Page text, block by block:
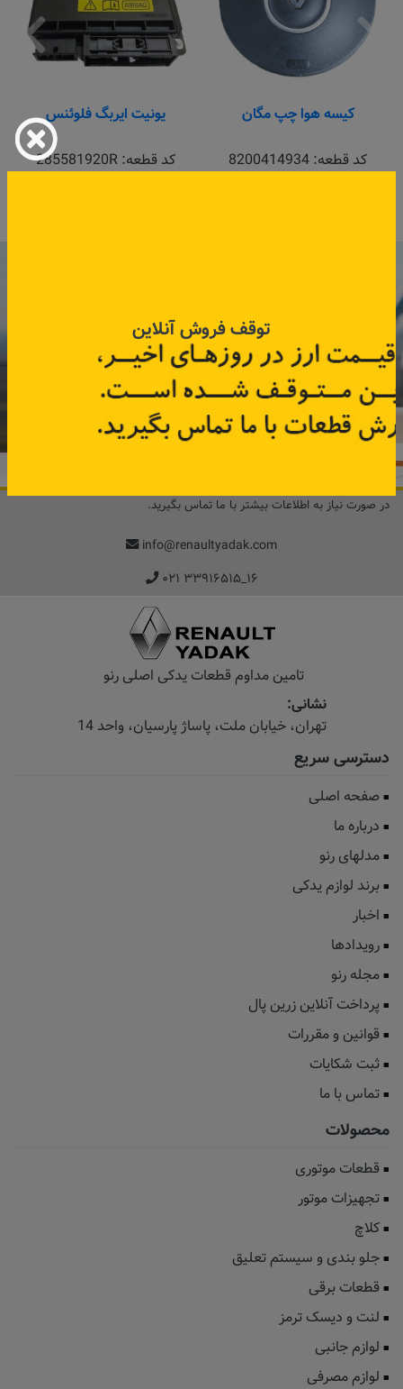
کیسه هوا چپ مگان
کد قطعه: 8200414934
یونیت ایربگ فلوئنس
کد قطعه:285581920R
آنلاین
دریافت کنید.
در صورت نیاز به اطلاعات بیشتر با ما تماس بگیرید.
info@renaultyadak.com
۰۲۱ ۳۳۹۱۶۵۱۵_۱۶
تامین مداوم قطعات یدکی اصلی رنو
نشانی:
تهران، خیابان‌ ملت، پاساژ‌ پارسیان، واحد 14
دسترسی سریع
صفحه اصلی
درباره ما
مدلهای رنو
برند لوازم یدکی
اخبار
رویدادها
مجله رنو
پرداخت آنلاین زرین پال
قوانین و مقررات
ثبت شکایات
تماس با ما
محصولات
قطعات موتوری
تجهیزات موتور
کلاچ
جلو بندی و سیستم تعلیق
قطعات برقی
لنت و دیسک ترمز
لوازم جانبی
لوازم مصرفی
توقف فروش آنلاین